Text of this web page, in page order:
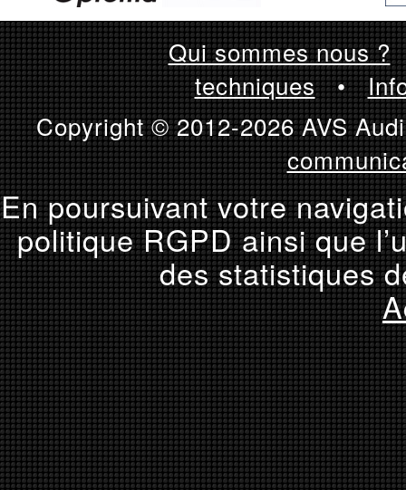
Qui sommes nous ?
techniques•
Copyright © 2012-2026 AVS
En poursuivant votre
politique RGPD ainsi que
des statistiques